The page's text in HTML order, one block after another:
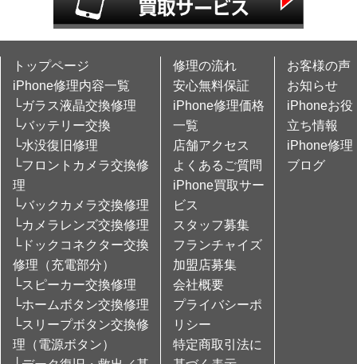
トップページ
iPhone修理内容一覧
└ガラス液晶交換修理
└バッテリー交換
└水没復旧修理
└フロントカメラ交換修
理
└バックカメラ交換修理
└カメラレンズ交換修理
└ドックコネクター交換
修理（充電部分）
└スピーカー交換修理
└ホームボタン交換修理
└スリープボタン交換修
理（電源ボタン）
修理の流れ
安心無料保証
iPhone修理価格
一覧
店舗アクセス
よくあるご質問
iPhone買取サー
ビス
スタッフ募集
フランチャイズ
加盟店募集
会社概要
プライバシーポ
リシー
特定商取引法に
お客様の声
お知らせ
iPhoneお役
立ち情報
iPhone修理
ブログ